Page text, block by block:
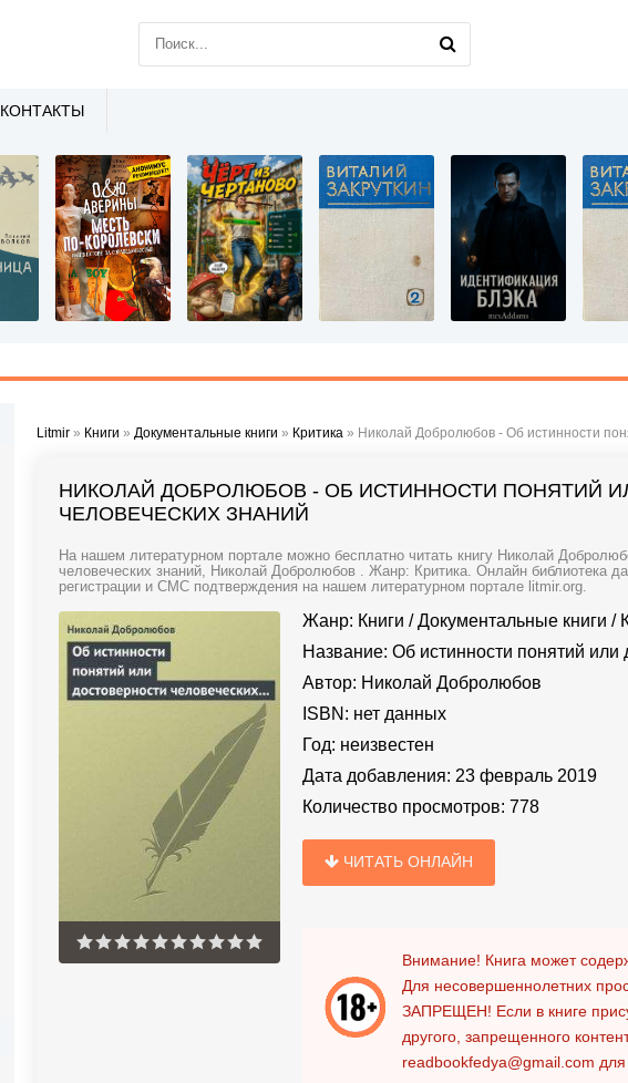
Litmir » Книги » Документальные книги » Критика » Николай Добролюбов - Об истинности
НИКОЛАЙ ДОБРОЛЮБОВ - ОБ ИСТИННОСТИ ПОНЯТИЙ
ЧЕЛОВЕЧЕСКИХ ЗНАНИЙ
На нашем литературном портале можно бесплатно читать книгу Николай
человеческих знаний, Николай Добролюбов . Жанр: Критика. Онлайн библиотека
регистрации и СМС подтверждения на нашем литературном портале litmir.org.
Жанр: Книги /Документальные книги /
Название: Об истинности понятий или
Автор: Николай Добролюбов
ISBN: нет данных
Год: неизвестен
Дата добавления: 23 февраль 2019
Количество просмотров: 778
ЧИТАТЬ ОНЛАЙН
Внимание! Книга может
Для несовершеннолетних
ЗАПРЕЩЕН! Если в книге
другого, запрещенного
readbookfedya@gmail.com
КОНТАКТЫ